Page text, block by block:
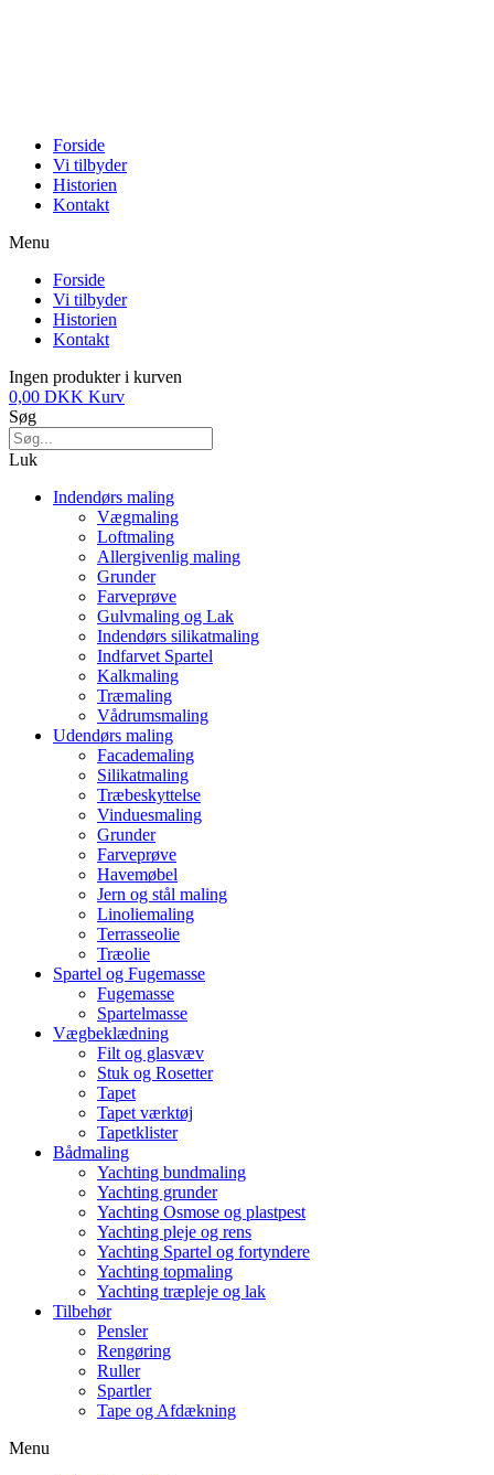
Forside
Vi tilbyder
Historien
Kontakt
Menu
Forside
Vi tilbyder
Historien
Kontakt
Ingen produkter i kurven
0,00 DKK Kurv
Søg
Luk
Indendørs maling
Vægmaling
Loftmaling
Allergivenlig maling
Grunder
Farveprøve
Gulvmaling og Lak
Indendørs silikatmaling
Indfarvet Spartel
Kalkmaling
Træmaling
Vådrumsmaling
Udendørs maling
Facademaling
Silikatmaling
Træbeskyttelse
Vinduesmaling
Grunder
Farveprøve
Havemøbel
Jern og stål maling
Linoliemaling
Terrasseolie
Træolie
Spartel og Fugemasse
Fugemasse
Spartelmasse
Vægbeklædning
Filt og glasvæv
Stuk og Rosetter
Tapet
Tapet værktøj
Tapetklister
Bådmaling
Yachting bundmaling
Yachting grunder
Yachting Osmose og plastpest
Yachting pleje og rens
Yachting Spartel og fortyndere
Yachting topmaling
Yachting træpleje og lak
Tilbehør
Pensler
Rengøring
Ruller
Spartler
Tape og Afdækning
Menu